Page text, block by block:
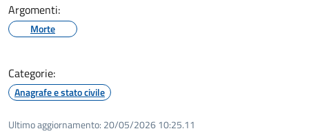
Argomenti:
Morte
Categorie:
Anagrafe e stato civile
Ultimo aggiornamento: 20/05/2026 10:25.11